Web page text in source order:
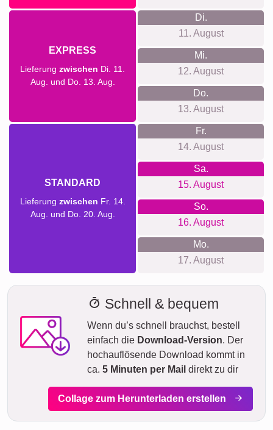
Ohne Anmeldung, ohne Tracking, ohne Newsletter. Klare
Preistransparenz ohne versteckte Kosten, Aufhängung
bedienbare Web-App auf allen Geräten. Nachhaltig und
klimaneutral, mit vielen zufriedenen Bewertungen.
Für jeden Anlass was dabei...
Passt zu vielen Anlässen: zum Geburtstag der Uroma, für
Hochzeitstag, Geburt und Taufe, Einzug, Hochzeit,
Weihnachten oder als liebevolle Überraschung für
zwischendurch.
Versandzeit und Liefervorschau
Wir möchten keine falschen Lieferversprechungen machen.
Mit unserer Liefervorschau kannst du jederzeit sehen, wann
dein Produkt geliefert wird, wenn du heute bestellst.